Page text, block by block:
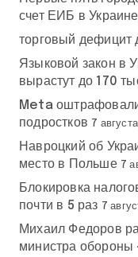
счет ЕИБ в Украине
торговый дефицит
Языковой закон в
вырастут до 170
Meta
подростков 7
Навроцкий об
место в Польше 7
Блокировка
почти в 5 раз 7
Михаил Федоров
министра обороны